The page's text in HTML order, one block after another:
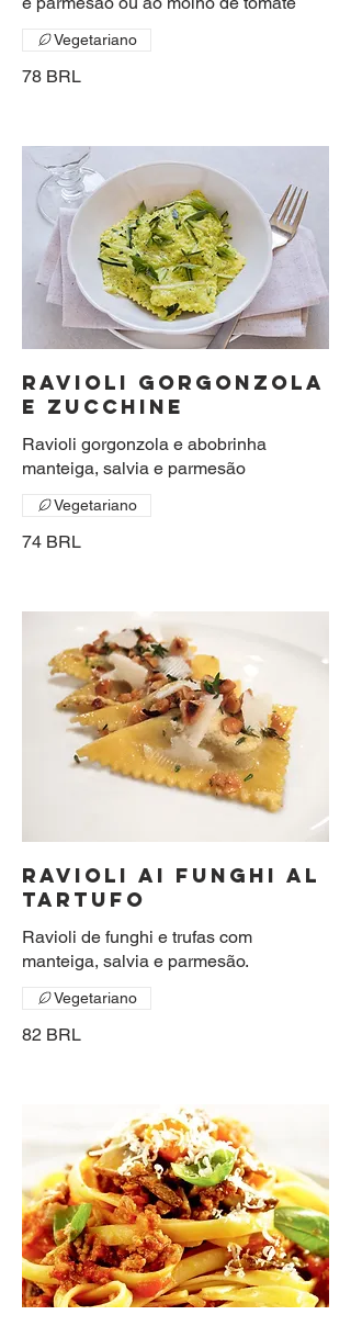
78 BRL
Vegetariano
RAVIOLI GORGONZOLA
E ZUCCHINE
Ravioli gorgonzola e abobrinha
manteiga, salvia e parmesão
74 BRL
Vegetariano
RAVIOLI AI FUNGHI AL
TARTUFO
Ravioli de funghi e trufas com
manteiga, salvia e parmesão.
82 BRL
Vegetariano